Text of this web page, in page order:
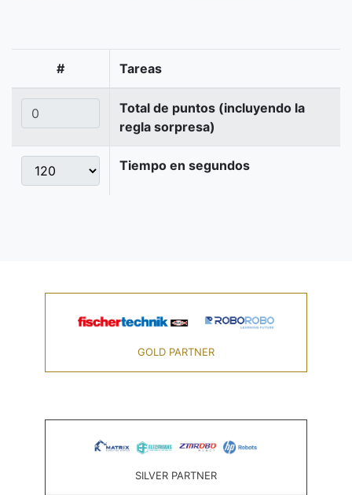
# Tareas
Total de puntos (incluyendo la
regla sorpresa)
Tiempo en segundos
GOLD PARTNER
SILVER PARTNER